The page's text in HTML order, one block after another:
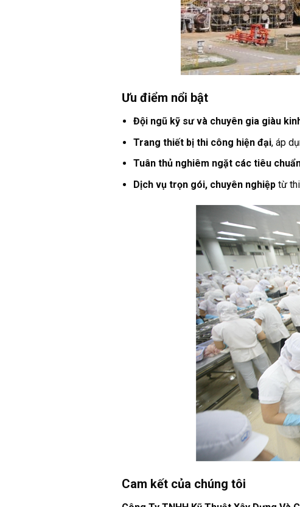
Ưu điểm nổi bật
Đội ngũ kỹ sư và chuyên gia giàu
Trang thiết bị thi công hiện đại, áp
Tuân thủ nghiêm ngặt các tiêu
Dịch vụ trọn gói, chuyên nghiệptừ
Cam kết của chúng tôi